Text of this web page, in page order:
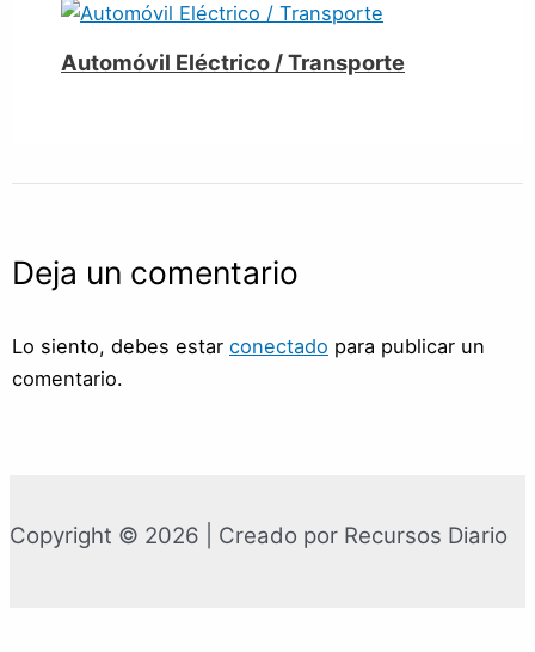
Automóvil Eléctrico / Transporte
Deja un comentario
Lo siento, debes estar conectado para publicar un
comentario.
Copyright © 2026 | Creado por Recursos Diario